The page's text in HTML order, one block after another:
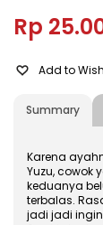
Rp
Summary
Add to
Karena
Yuzu, cowok
keduanya
terbalas.
jadi jadi